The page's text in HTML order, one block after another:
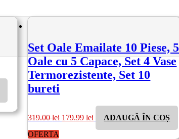
Set Oale Emailate 10 Piese, 5
Oale cu 5 Capace, Set 4 Vase
Termorezistente, Set 10
bureti
319.00lei inițial
179.99lei
Prețul
curent
este:
ADAUGĂ ÎN COȘ
OFERTA